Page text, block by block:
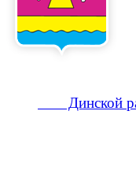
Динской